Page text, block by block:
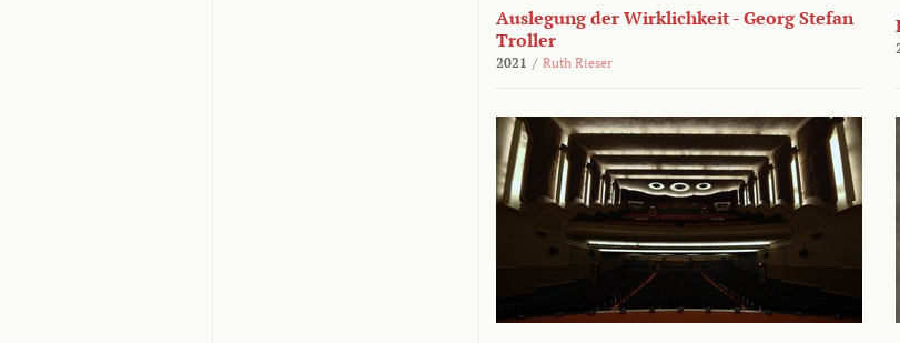
Auslegung der Wirklichkeit - Georg Stefan
Troller
2021 / Ruth Rieser